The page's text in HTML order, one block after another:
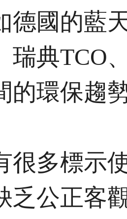
德國的藍
瑞典TCO
的環保趨
很多標示
乏公正客